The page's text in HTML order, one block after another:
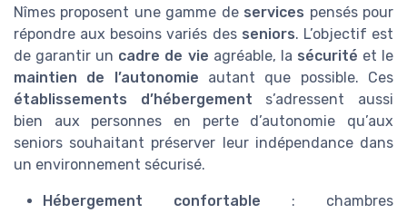
Nîmes proposent une gamme de services pensés pour
répondre aux besoins variés des seniors. L’objectif est
de garantir un cadre de vie agréable, la sécurité et le
maintien de l’autonomie autant que possible. Ces
établissements d’hébergement s’adressent aussi
bien aux personnes en perte d’autonomie qu’aux
seniors souhaitant préserver leur indépendance dans
un environnement sécurisé.
Hébergement confortable : chambres